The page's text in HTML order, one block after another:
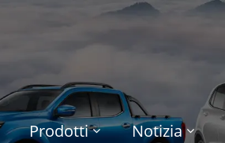
Prodotti Notizia